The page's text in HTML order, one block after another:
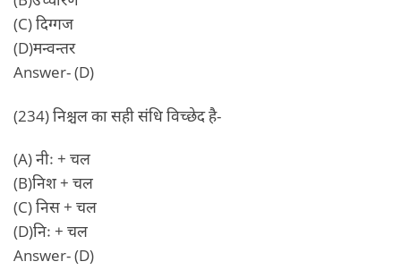
(C) दिग्गज
(D)मन्वन्तर
Answer- (D)
(234) निश्चल का सही संधि विच्छेद है-
(A) नीः + चल
(B)निश + चल
(C) निस + चल
(D)निः + चल
Answer- (D)